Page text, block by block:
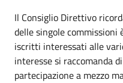
Il Consiglio Direttivo
delle singole
iscritti interessati alle
interesse si raccomanda
partecipazione a mezzo